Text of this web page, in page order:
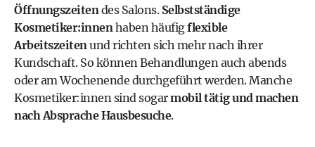
Öffnungszeitendes Salons. Selbstständige
Kosmetiker:innenhaben häufigflexible
Arbeitszeitenund richten sich mehr nach ihrer
Kundschaft. So können Behandlungen auch abends
oder am Wochenende durchgeführt werden. Manche
Kosmetiker:innen sind sogarmobil tätig und machen
nach Absprache Hausbesuche.